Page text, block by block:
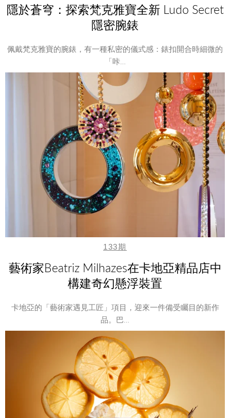
隱於蒼穹：探索梵克雅寶全新 Ludo Secret
隱密腕錶
佩戴梵克雅寶的腕錶，有一種私密的儀式感：錶扣開合時細微的
「咔…
133期
藝術家Beatriz Milhazes在卡地亞精品店中
構建奇幻懸浮裝置
卡地亞的「藝術家遇見工匠」項目，迎來一件備受矚目的新作
品。巴…